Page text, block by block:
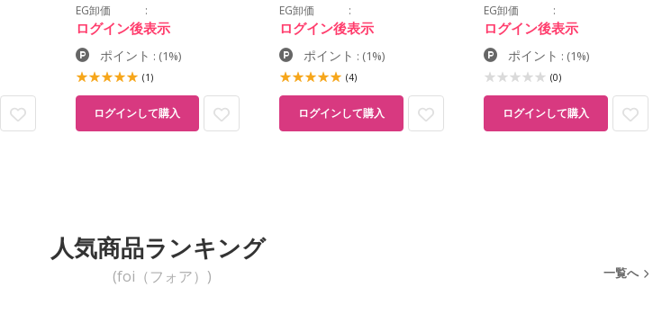
EG卸価
ログイン後表示
ポイント : (1%)
(1)
ログインして購入
EG卸価
ログイン後表示
ポイント : (1%)
(4)
ログインして購入
EG卸価
ログイン後表示
ポイント : (1%)
(0)
ログインして購入
人気商品ランキング
(foi（フォア）) 一覧へ